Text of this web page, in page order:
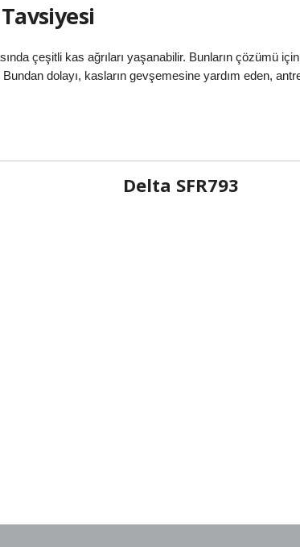
çeşitli kas ağrıları yaşanabilir. Bunların çözümü
Bundan dolayı, kasların gevşemesine yardım eden,
Delta SFR793